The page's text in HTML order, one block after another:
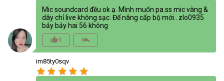
Mic soundcard đều ok ạ. Mình muốn pa.ss mic vàng &
dây chỉ live không sạc. Để nâng cấp bộ mới.. zlo0935
bảy bảy hai 56 không
thumb_up_alt0 reply_all
im85ty0sqv
star star star star star